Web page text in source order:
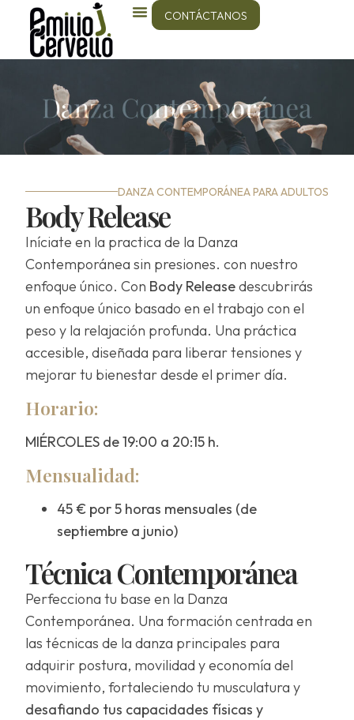
CONTÁCTANOS
DANZA CONTEMPORÁNEA PARA ADULTOS
Body Release
Iníciate en la practica de la Danza
Contemporánea sin presiones. con nuestro
enfoque único. Con Body Releasedescubrirás
un enfoque único basado en el trabajo con el
peso y la relajación profunda. Una práctica
accesible, diseñada para liberar tensiones y
mejorar tu bienestar desde el primer día.
Horario:
MIÉRCOLES de 19:00 a 20:15 h.
Mensualidad:
45 € por 5 horas mensuales (de
septiembre a junio)
Técnica Contemporánea
Perfecciona tu base en la Danza
Contemporánea. Una formación centrada en
las técnicas de la danza principales para
adquirir postura, movilidad y economía del
movimiento, fortaleciendo tu musculatura y
desafiando tus capacidades físicas y